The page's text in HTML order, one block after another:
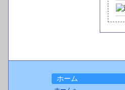
ホーム